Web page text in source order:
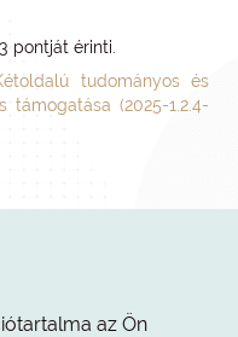
pontját érinti.
tudományos és
támogatása (2025-1.2.4-
az Ön